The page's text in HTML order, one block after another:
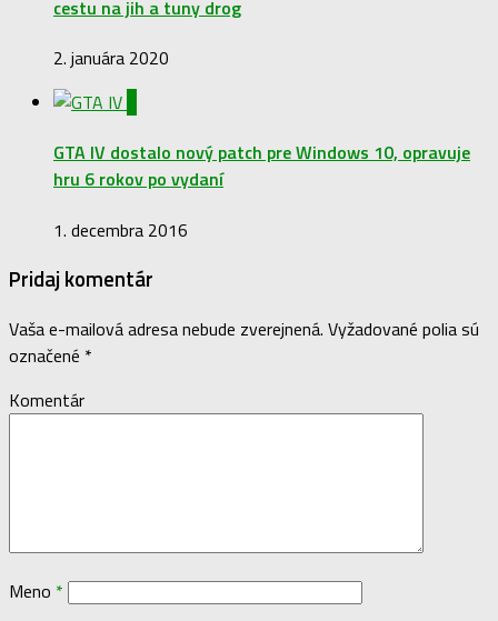
cestu na jih a tuny drog
2. januára 2020
GTA IV dostalo nový patch pre Windows 10, opravuje
hru 6 rokov po vydaní
1. decembra 2016
Pridaj komentár
Vaša e-mailová adresa nebude zverejnená. Vyžadované polia sú
označené *
Komentár
Meno *